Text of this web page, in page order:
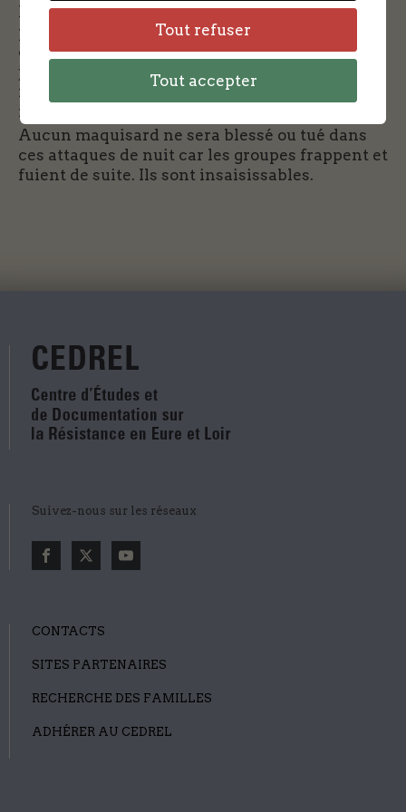
HUDE explique la stratégie de la résistance qui
pose des explosifs au sol pour bloquer les
convois qui montent au front de Normandie en
juillet-aout 44. Plusieurs attaques, à l’actif du
maquis de Crucey se solderont par des dégâts
importants sur les camions et les chars Tigre.
Aucun maquisard ne sera blessé ou tué dans
ces attaques de nuit car les groupes frappent et
fuient de suite. Ils sont insaisissables.
Suivez-nous sur les réseaux
CONTACTS
SITES PARTENAIRES
RECHERCHE DES FAMILLES
ADHÉRER AU CEDREL
Tout refuser
Tout accepter